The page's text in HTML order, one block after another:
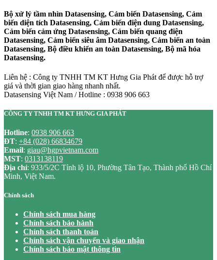
Bộ xử lý tầm nhìn Datasensing, Cảm biến Datasensing, Cảm
biến diện tích Datasensing, Cảm biến điện dung Datasensing,
Cảm biến cảm ứng Datasensing, Cảm biến quang điện
Datasensing, Cảm biến siêu âm Datasensing, Cảm biến an toàn
Datasensing, Bộ điều khiển an toàn Datasensing, Bộ mã hóa
Datasensing.
Liên hệ : Công ty TNHH TM KT Hưng Gia Phát để được hỗ trợ
giá và thời gian giao hàng nhanh nhất.
Datasensing Việt Nam / Hotline : 0938 906 663
CÔNG TY TNHH TM KT HƯNG GIA PHÁT
Hotline: 0938 906 663
ĐT: +84 (028) 66834679
Email: giau@hgpvietnam.com
MST: 0313138119
Địa chỉ: 933/5/2C Tỉnh lộ 10, Phường Tân Tạo, Thành phố Hồ Chí
Minh, Việt Nam.
Chính sách
Chính sách mua hàng
Chính sách bảo hành
Chính sách thanh toán
Chính sách vận chuyển và giao nhận
Chính sách bảo mật thông tin